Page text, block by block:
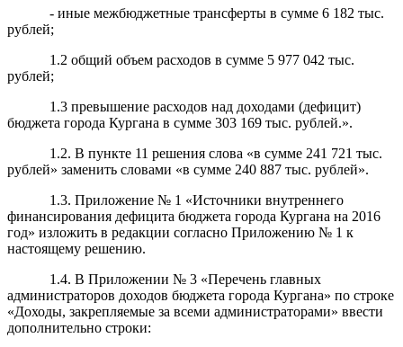
- иные межбюджетные трансферты в сумме 6 182 тыс.
рублей;
1.2 общий объем расходов в сумме 5 977 042 тыс.
рублей;
1.3 превышение расходов над доходами (дефицит)
бюджета города Кургана в сумме 303 169 тыс. рублей.».
1.2. В пункте 11 решения слова «в сумме 241 721 тыс.
рублей» заменить словами «в сумме 240 887 тыс. рублей».
1.3. Приложение № 1 «Источники внутреннего
финансирования дефицита бюджета города Кургана на 2016
год» изложить в редакции согласно Приложению № 1 к
настоящему решению.
1.4. В Приложении № 3 «Перечень главных
администраторов доходов бюджета города Кургана» по строке
«Доходы, закрепляемые за всеми администраторами» ввести
дополнительно строки: